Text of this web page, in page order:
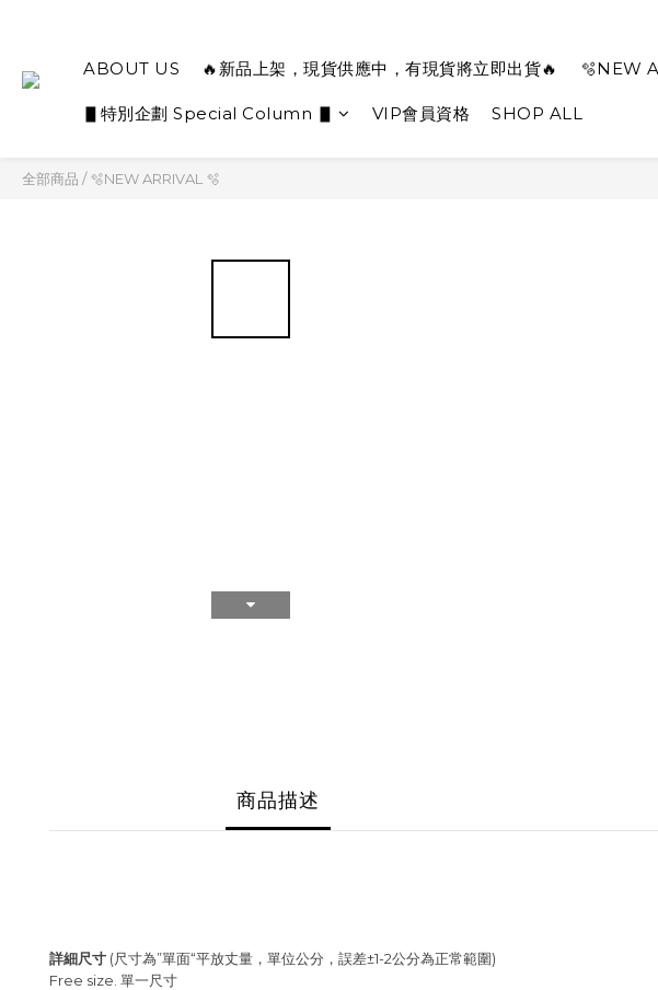
ABOUT US 🔥新品上架，現貨供應中，有現貨將立即出貨🔥 🫧NEW
▋特別企劃 Special Column ▋ VIP會員資格 SHOP ALL
全部商品 /🫧NEW ARRIVAL 🫧
商品描述
詳細尺寸 (尺寸為”單面“平放丈量，單位公分，誤差±1-2公分為正常範圍)
Free size. 單一尺寸